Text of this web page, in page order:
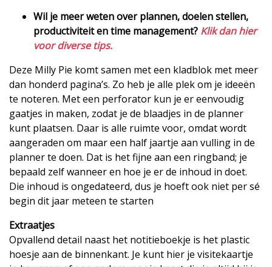
Wil je meer weten over plannen, doelen stellen,
productiviteit en time management? Klik dan hier
voor diverse tips.
Deze Milly Pie komt samen met een kladblok met meer
dan honderd pagina’s. Zo heb je alle plek om je ideeën
te noteren. Met een perforator kun je er eenvoudig
gaatjes in maken, zodat je de blaadjes in de planner
kunt plaatsen. Daar is alle ruimte voor, omdat wordt
aangeraden om maar een half jaartje aan vulling in de
planner te doen. Dat is het fijne aan een ringband; je
bepaald zelf wanneer en hoe je er de inhoud in doet.
Die inhoud is ongedateerd, dus je hoeft ook niet per sé
begin dit jaar meteen te starten
Extraatjes
Opvallend detail naast het notitieboekje is het plastic
hoesje aan de binnenkant. Je kunt hier je visitekaartje